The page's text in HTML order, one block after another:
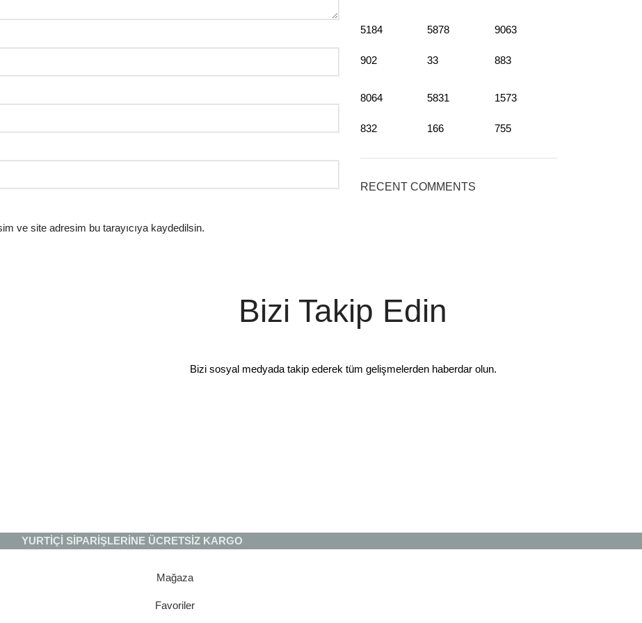
ve site adresim bu tarayıcıya kaydedilsin.
5184
902
5878
33
9063
883
8064
832
5831
166
1573
755
RECENT COMMENTS
Bizi Takip Edin
Bizi sosyal medyada takip ederek tüm gelişmelerden haberdar olun.
YURTİÇİ SİPARİŞLERİNE ÜCRETSİZ KARGO
Mağaza
Favoriler